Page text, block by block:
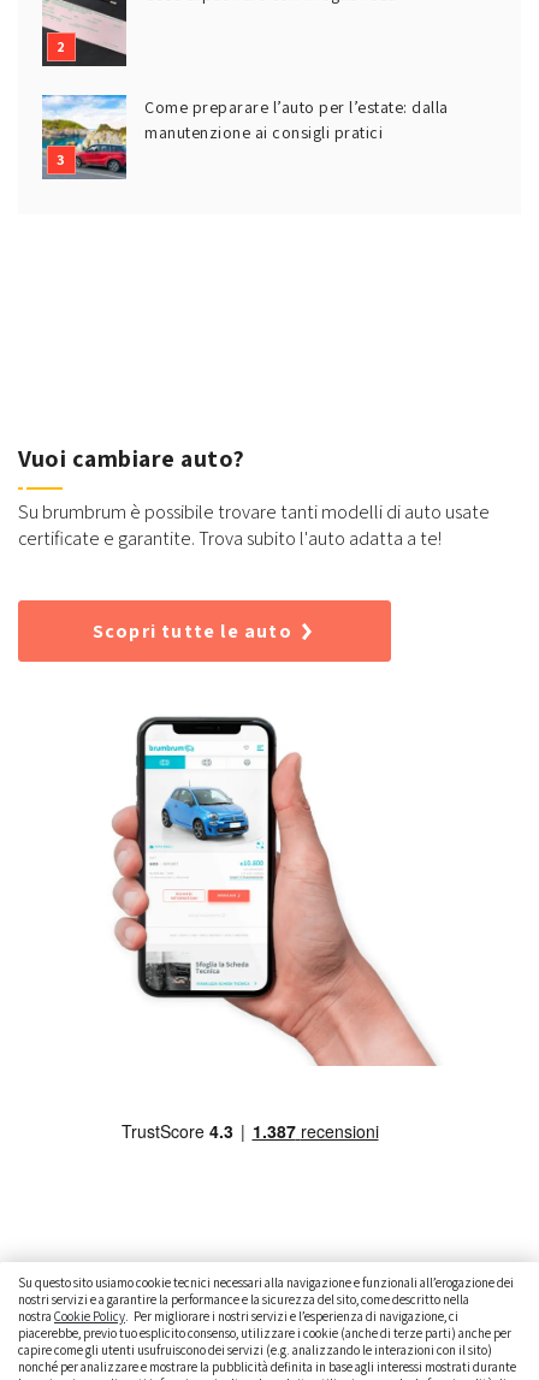
Su questo sito usiamo cookie tecnici necessari alla navigazione e funzionali all’erogazione dei
nostri servizi e a garantire la performance e la sicurezza del sito, come descritto nella
nostra Cookie Policy. Per migliorare i nostri servizi e l’esperienza di navigazione, ci
piacerebbe, previo tuo esplicito consenso, utilizzare i cookie (anche di terze parti) anche per
capire come gli utenti usufruiscono dei servizi (e.g. analizzando le interazioni con il sito)
nonché per analizzare e mostrare la pubblicità definita in base agli interessi mostrati durante
Come preparare l’auto per l’estate: dalla
manutenzione ai consigli pratici
Vuoi cambiare auto?
Su brumbrum è possibile trovare tanti modelli di auto usate
certificate e garantite. Trova subito l'auto adatta a te!
Scopri tutte le auto
CAMBIARE AUTO
GUIDA ALL’ACQUISTO
GUIDE PRATICHE
CURIOSITÀ DATI ALLA MANO